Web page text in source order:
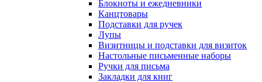
Блокноты и ежедневники
Канцтовары
Подставки для ручек
Лупы
Визитницы и подставки для визиток
Настольные письменные наборы
Ручки для письма
Закладки для книг